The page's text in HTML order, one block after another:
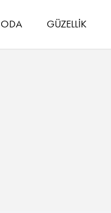
GÜZELLİK